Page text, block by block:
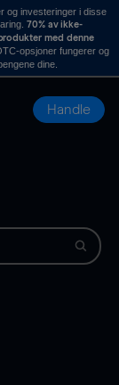
og investeringer i disse
70% av ikke-
med denne
opsjoner fungerer og
dine.
Handle